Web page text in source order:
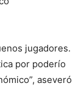
jugadores.
por poderío
aseveró